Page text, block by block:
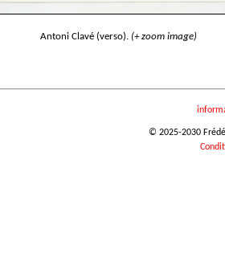
Antoni Clavé (verso). (+ zoom image)
© 2025-2030